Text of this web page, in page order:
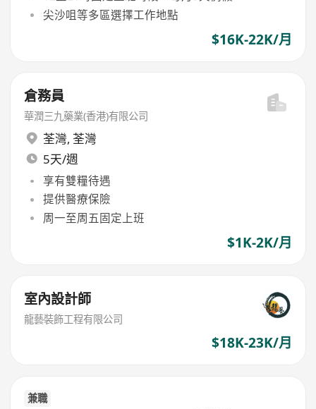
尖沙咀等多區選擇工作地點
$16K-22K/月
倉務員
華潤三九藥業(香港)有限公司
荃灣, 荃灣
5天/週
享有雙糧待遇
提供醫療保險
周一至周五固定上班
$1K-2K/月
室內設計師
龍藝裝飾工程有限公司
$18K-23K/月
兼職